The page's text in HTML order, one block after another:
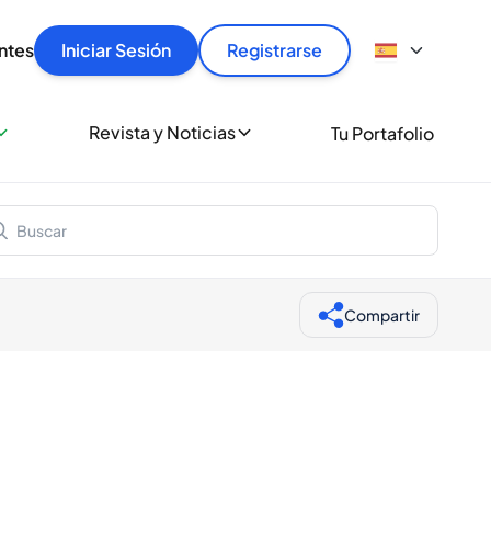
Iniciar Sesión Registrarse
rápido, con seguridad y al mejor precio.
miles de amantes del whisky y los destilados.
Revista y Noticias Tu Portafolio
Compartir